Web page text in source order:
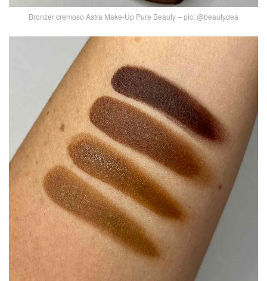
Bronzer cremoso Astra Make-Up Pure Beauty – pic: @beautydea